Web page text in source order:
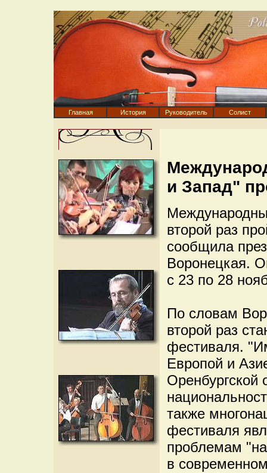
Главная История Руководитель Солист
и Запад"
второй раз
сообщила
Воронецкая.
с 23 по 28
По словам
второй раз
фестиваля.
Европой и
Оренбургской
также
фестиваля
проблемам
в